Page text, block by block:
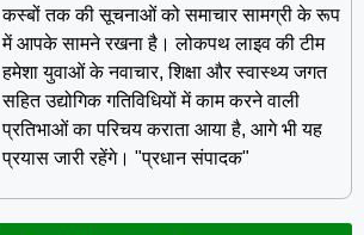
कस्बों तक की सूचनाओं को समाचार सामग्री के रूप
में आपके सामने रखना है। लोकपथ लाइव की टीम
हमेशा युवाओं के नवाचार, शिक्षा और स्वास्थ्य जगत
सहित उद्योगिक गतिविधियों में काम करने वाली
प्रतिभाओं का परिचय कराता आया है, आगे भी यह
प्रयास जारी रहेंगे। "प्रधान संपादक"